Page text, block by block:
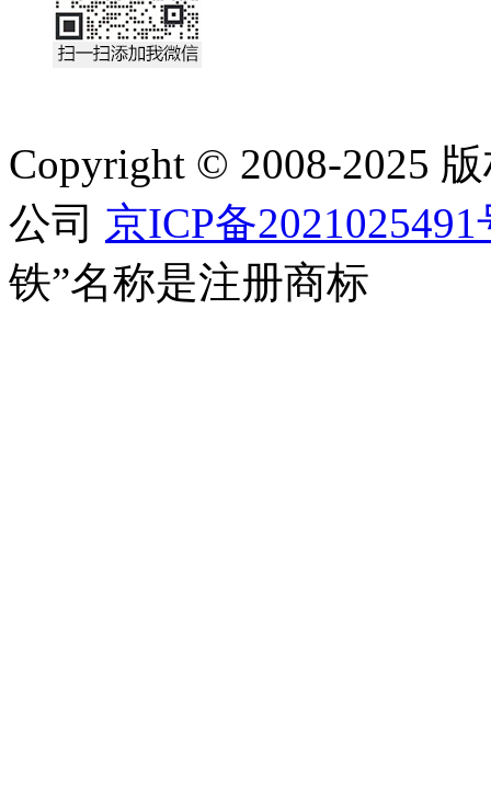
Copyright © 2008-2025
公司 京ICP备2021025491
铁”名称是注册商标